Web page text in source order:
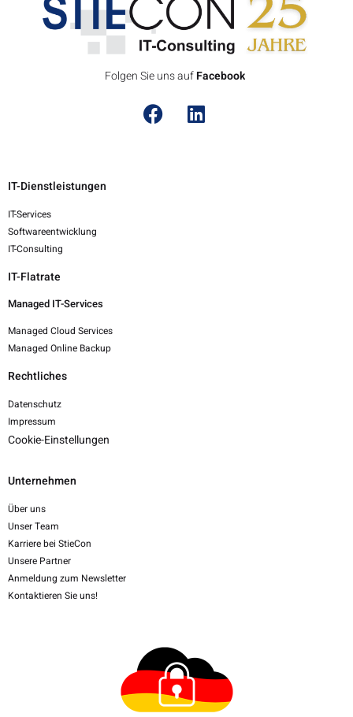
Folgen Sie uns auf Facebook
IT-Dienstleistungen
IT-Services
Softwareentwicklung
IT-Consulting
IT-Flatrate
Managed IT-Services
Managed Cloud Services
Managed Online Backup
Rechtliches
Datenschutz
Impressum
Cookie-Einstellungen
Unternehmen
Über uns
Unser Team
Karriere bei StieCon
Unsere Partner
Anmeldung zum Newsletter
Kontaktieren Sie uns!